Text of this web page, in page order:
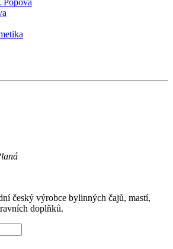
Popova
český výrobce bylinných čajů, mastí,
doplňků.